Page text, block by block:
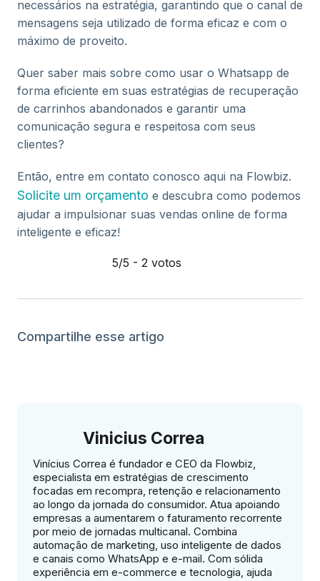
necessários na estratégia, garantindo que o canal de
mensagens seja utilizado de forma eficaz e com o
máximo de proveito.
Quer saber mais sobre como usar o Whatsapp de
forma eficiente em suas estratégias de recuperação
de carrinhos abandonados e garantir uma
comunicação segura e respeitosa com seus
clientes?
Então, entre em contato conosco aqui na Flowbiz.
Solicite um orçamento e descubra como podemos
ajudar a impulsionar suas vendas online de forma
inteligente e eficaz!
5/5 - 2 votos
Compartilhe esse artigo
Vinicius Correa
Vinícius Correa é fundador e CEO da Flowbiz,
especialista em estratégias de crescimento
focadas em recompra, retenção e relacionamento
ao longo da jornada do consumidor. Atua apoiando
empresas a aumentarem o faturamento recorrente
por meio de jornadas multicanal. Combina
automação de marketing, uso inteligente de dados
e canais como WhatsApp e e-mail. Com sólida
experiência em e-commerce e tecnologia, ajuda